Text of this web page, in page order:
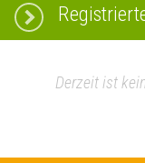
Derzeit ist